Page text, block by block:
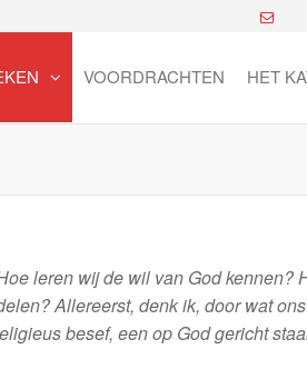
VOORDRACHTEN HET
leren wij de wil van God kennen?
Allereerst, denk ik, door wat
besef, een op God gericht